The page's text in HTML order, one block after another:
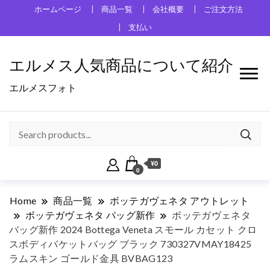
ホームページ 商品一覧 会社概要
ご注文方法
支払い
エルメス人気商品について紹介
エルメスフォト
0
¥0
Home 商品一覧
ボッテガヴェネタ アウトレット
ボッテガヴェネタ バッグ新作
ボッテガヴェネタ
バッグ新作 2024 Bottega Veneta スモール カセット クロ
スボディバケットバッグ ブラック 730327VMAY18425
ラムスキン ゴールド金具 BVBAG123